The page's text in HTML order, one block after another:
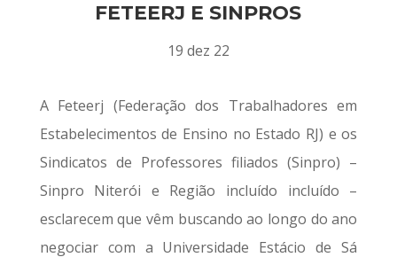
FETEERJ E SINPROS
19 dez 22
A Feteerj (Federação dos Trabalhadores em
Estabelecimentos de Ensino no Estado RJ) e os
Sindicatos de Professores filiados (Sinpro) –
Sinpro Niterói e Região incluído incluído –
esclarecem que vêm buscando ao longo do ano
negociar com a Universidade Estácio de Sá